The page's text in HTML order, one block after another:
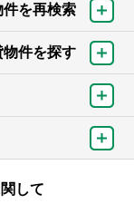
件を再検索
物件を探す
して